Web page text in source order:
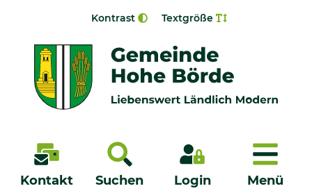
Kontrast Textgröße
Kontakt Suchen Login Menü
Menü